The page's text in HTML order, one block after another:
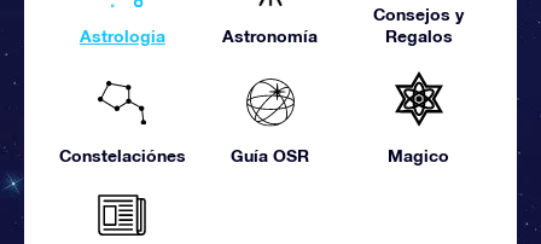
Astrologia Astronomía
Consejos y
Regalos
Constelaciónes Guía OSR Magico